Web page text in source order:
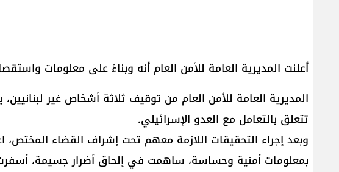
أعلنت المديرية العامة للأمن العام أنه وبناءً على معلومات
المديرية العامة للأمن العام من توقيف ثلاثة أشخاص غير
تتعلق بالتعامل مع العدو الإسرائيلي.
وبعد إجراء التحقيقات اللازمة معهم تحت إشراف القضاء المختص،
بمعلومات أمنية وحساسة، ساهمت في إلحاق أضرار جسيمة،